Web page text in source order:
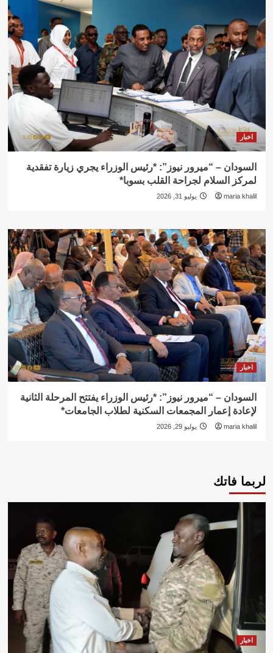
اخبار
السودان – “ميرور نيوز”: *رئيس الوزراء يجري زيارة تفقدية
لمركز السلام لجراحة القلب بسوبا*
maria khalil يوليو 31, 2026
اخبار
السودان – “ميرور نيوز”: *رئيس الوزراء يفتتح المرحلة الثانية
لإعادة إعمار المجمعات السكنية لطلاب الجامعات*
maria khalil يوليو 29, 2026
لربما فاتك
اخبار